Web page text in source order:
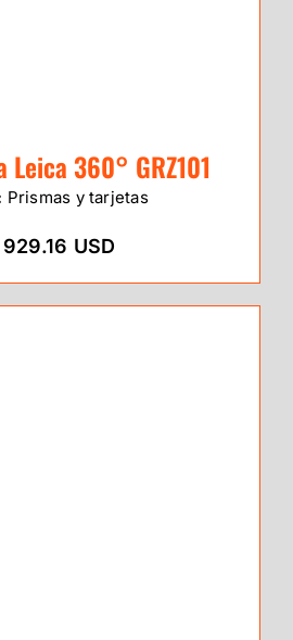
360° GRZ101
Prismas y tarjetas
USD